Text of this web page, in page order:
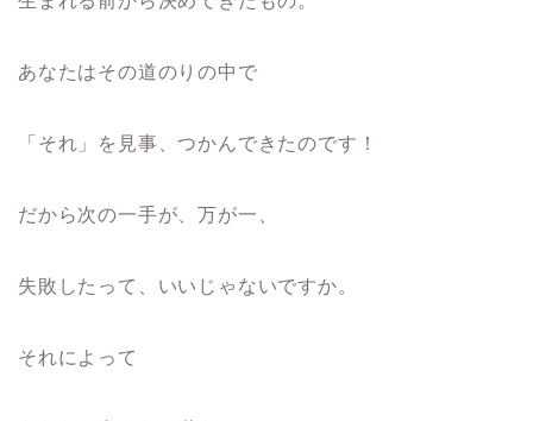
あなたはその道のりの中で
「それ」を見事、つかんできたのです！
だから次の一手が、万が一、
失敗したって、いいじゃないですか。
それによって